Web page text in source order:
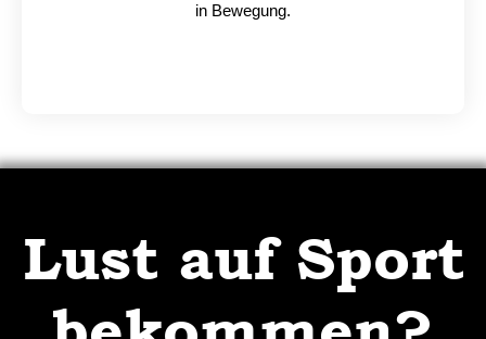
in Bewegung.
Lust auf Sport